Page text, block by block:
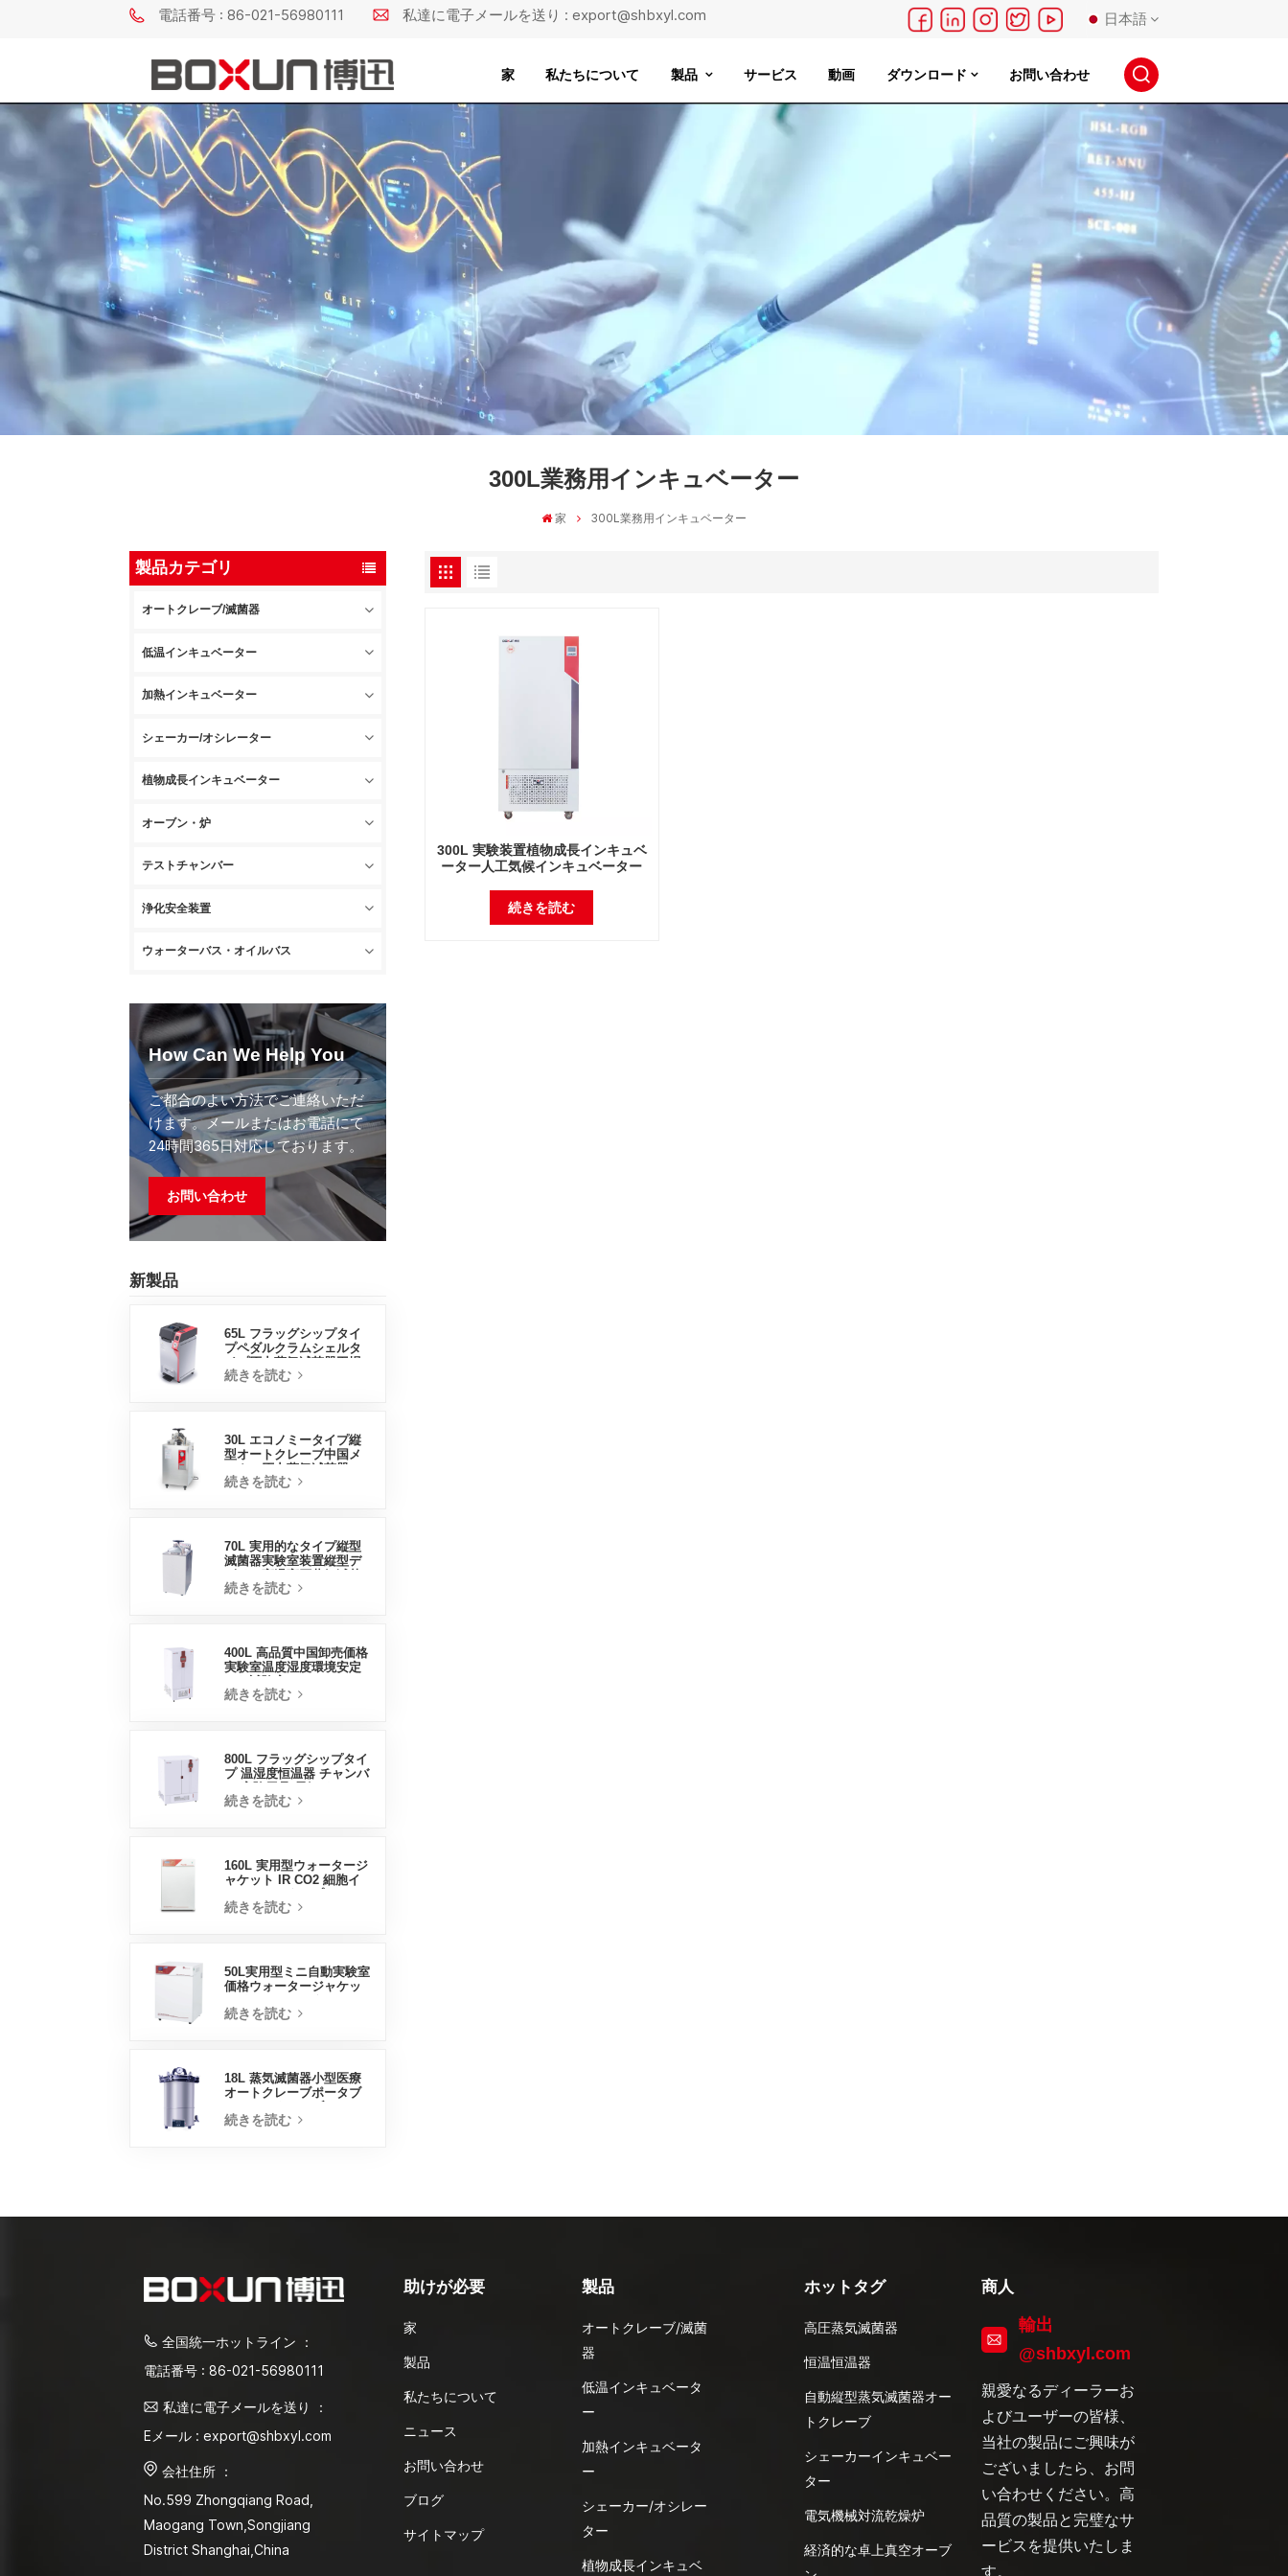
電話番号 : 86-021-56980111 私達に電子メールを送り : export@shbxyl.com 日本語
English
français
русский
español
português
日本語
家 私たちについて 製品 サービス 動画 ダウンロード お問い合わせ
300L業務用インキュベーター
家 300L業務用インキュベーター
製品カテゴリ
オートクレーブ/滅菌器
低温インキュベーター
加熱インキュベーター
シェーカー/オシレーター
植物成長インキュベーター
オーブン・炉
テストチャンバー
浄化安全装置
ウォーターバス・オイルバス
How Can We Help You
ご都合のよい方法でご連絡いただ
けます。メールまたはお電話にて
24時間365日対応しております。
お問い合わせ
新製品
65L フラッグシップタイ
プペダルクラムシェルタ
直販中国工場
続きを読む
30L エコノミータイプ縦
型オートクレーブ中国メ
続きを読む
70L 実用的なタイプ縦型
滅菌器実験室装置縦型デ
器
続きを読む
400L 高品質中国卸売価格
実験室温度湿度環境安定
続きを読む
800L フラッグシップタイ
プ 温湿度恒温器 チャンバ
ベーター
続きを読む
160L 実用型ウォータージ
ャケット IR CO2 細胞イ
ッショナル工場ラボイン
続きを読む
50L実用型ミニ自動実験室
価格ウォータージャケッ
続きを読む
18L 蒸気滅菌器小型医療
オートクレーブポータブ
続きを読む
300L 実験装置植物成長インキュベ
ーター人工気候インキュベーター
続きを読む
全国統一ホットライン ：
電話番号 : 86-021-56980111
私達に電子メールを送り ：
Eメール : export@shbxyl.com
会社住所 ：
No.599 Zhongqiang Road,
Maogang Town,Songjiang
District Shanghai,China
助けが必要
家
製品
私たちについて
ニュース
お問い合わせ
ブログ
サイトマップ
製品
オートクレーブ/滅菌
器
低温インキュベータ
ー
加熱インキュベータ
ー
シェーカー/オシレー
ター
植物成長インキュベ
ホットタグ
高圧蒸気滅菌器
恒温恒温器
自動縦型蒸気滅菌器オー
トクレーブ
シェーカーインキュベー
ター
電気機械対流乾燥炉
経済的な卓上真空オーブ
商人
輸出
@shbxyl.com
親愛なるディーラーお
よびユーザーの皆様、
当社の製品にご興味が
ございましたら、お問
い合わせください。高
品質の製品と完璧なサ
ービスを提供いたしま
す。